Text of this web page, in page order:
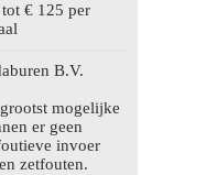
€ 125 per
B.V.
mogelijke
er geen
invoer
zetfouten.